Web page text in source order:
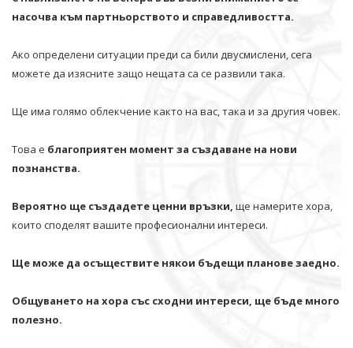
насочва към партньорството и справедливостта.
Ако определени ситуации преди са били двусмислени, сега
можете да изясните защо нещата са се развили така.
Ще има голямо облекчение както на вас, така и за другия човек.
Това е благоприятен момент за създаване на нови
познанства.
Вероятно ще създадете ценни връзки, ще намерите хора,
които споделят вашите професионални интереси.
Ще може да осъществите някои бъдещи планове заедно.
Общуването на хора със сходни интереси, ще бъде много
полезно.